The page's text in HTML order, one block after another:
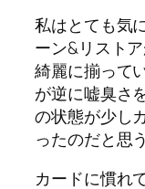
私はとても気
ーン&リスト
綺麗に揃って
が逆に嘘臭さ
の状態が少し
ったのだと思
カードに慣れ